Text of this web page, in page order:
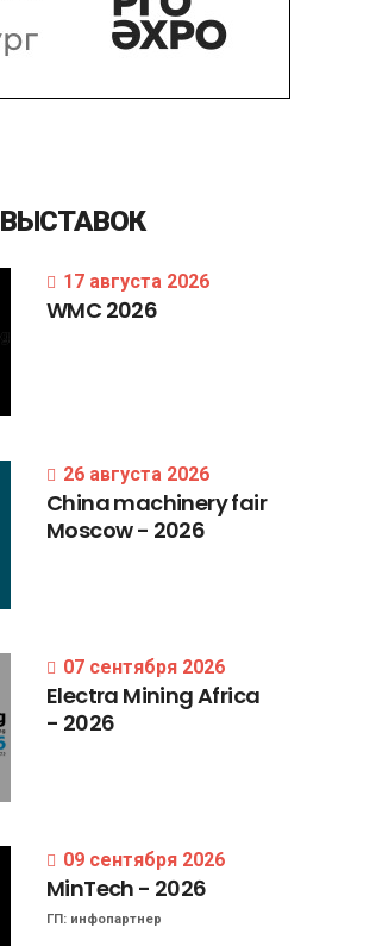
ВЫСТАВОК
17 августа 2026
WMC 2026
26 августа 2026
Chinamachineryfair
Moscow- 2026
07 сентября 2026
Electra MiningAfrica
- 2026
09 сентября 2026
MinTech - 2026
ГП: инфопартнер